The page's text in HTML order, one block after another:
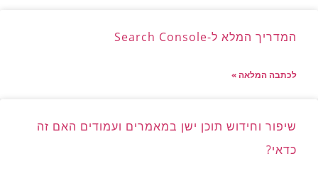
המדריך המלא ל-Search Console
לכתבה המלאה »
שיפור וחידוש תוכן ישן במאמרים ועמודים האם זה
כדאי?